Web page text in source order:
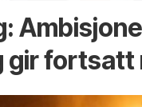
gir fortsatt